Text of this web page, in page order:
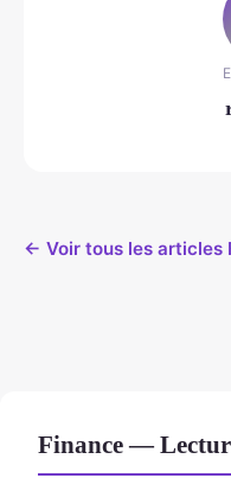
← Voir tous les articles
Finance —